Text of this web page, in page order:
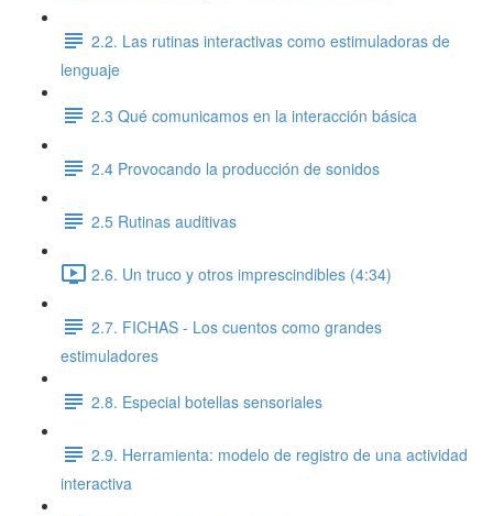
2.2. Las rutinas interactivas como estimuladoras de
lenguaje
2.3 Qué comunicamos en la interacción básica
2.4 Provocando la producción de sonidos
2.5 Rutinas auditivas
2.6. Un truco y otros imprescindibles (4:34)
2.7. FICHAS - Los cuentos como grandes
estimuladores
2.8. Especial botellas sensoriales
2.9. Herramienta: modelo de registro de una actividad
interactiva